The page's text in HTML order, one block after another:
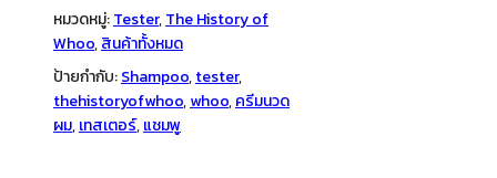
Essence
8ml
ชิ้น
หมวดหมู่:Tester,The History of
Whoo,สินค้าทั้งหมด
ป้ายกำกับ:Shampoo,tester,
thehistoryofwhoo,whoo,ครีมนวด
ผม,เทสเตอร์,แชมพู